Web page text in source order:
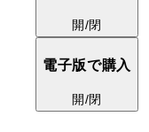
開/閉
電子版で購入
開/閉